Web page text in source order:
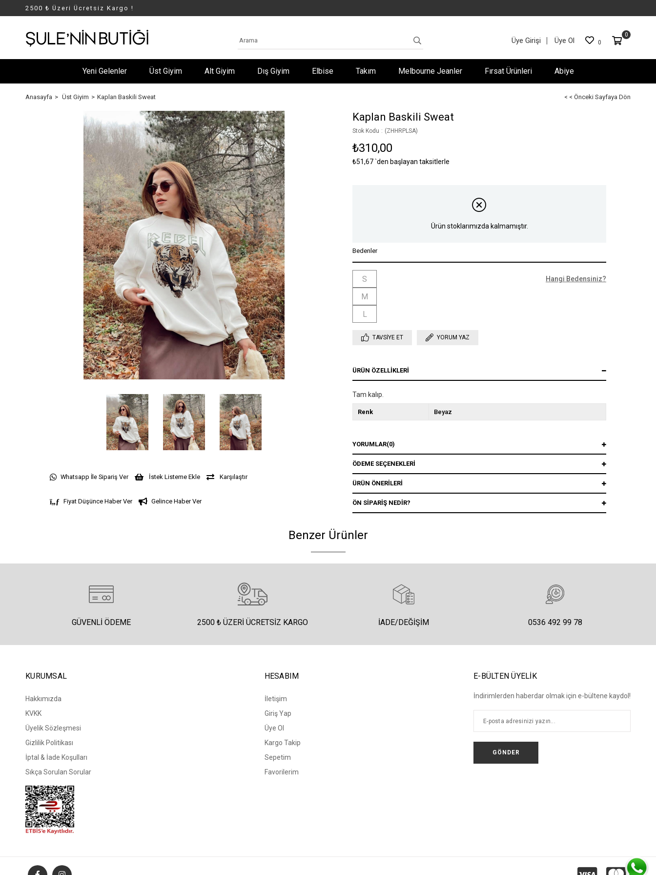
2500 ₺ Üzeri Ücretsiz Kargo !
0
0
Üye Girişi Üye Ol
Yeni Gelenler Üst Giyim Alt Giyim Dış Giyim Elbise Takım Melbourne Jeanler Fırsat Ürünleri Abiye
Anasayfa Üst Giyim Kaplan Baskili Sweat < < Önceki Sayfaya Dön
Whatsapp İle Sipariş Ver İstek Listeme Ekle Karşılaştır
Fiyat Düşünce Haber Ver Gelince Haber Ver
Kaplan Baskili Sweat
Stok Kodu (ZHHRPLSA)
₺310,00
₺51,67`den başlayan taksitlerle
Ürün stoklarımızda kalmamıştır.
Bedenler
S
M
L
Hangi Bedensiniz?
TAVSIYE ET YORUM YAZ
ÜRÜN ÖZELLIKLERI
Tam kalıp.
Renk Beyaz
YORUMLAR(0)
ÖDEME SEÇENEKLERI
ÜRÜN ÖNERILERI
ÖN SIPARIŞ NEDIR?
Benzer Ürünler
GÜVENLI ÖDEME 2500 ₺ ÜZERI ÜCRETSIZ KARGO İADE/DEĞIŞIM 0536 492 99 78
KURUMSAL
Hakkımızda
KVKK
Üyelik Sözleşmesi
Gizlilik Politikası
İptal & İade Koşulları
Sıkça Sorulan Sorular
HESABIM
İletişim
Giriş Yap
Üye Ol
Kargo Takip
Sepetim
Favorilerim
E-BÜLTEN ÜYELİK
İndirimlerden haberdar olmak için e-bültene kaydol!
GÖNDER